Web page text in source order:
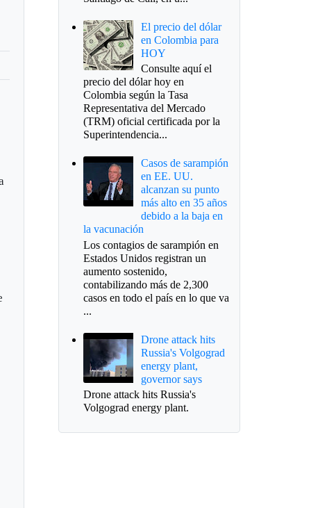
El precio del dólar
en Colombia para
HOY
Consulte aquí el
precio del dólar hoy en
Colombia según la Tasa
Representativa del Mercado
(TRM) oficial certificada por la
Superintendencia...
Casos de sarampión
en EE. UU.
alcanzan su punto
más alto en 35 años
debido a la baja en
la vacunación
Los contagios de sarampión en
Estados Unidos registran un
aumento sostenido,
contabilizando más de 2,300
casos en todo el país en lo que va
...
Drone attack hits
Russia's Volgograd
energy plant,
governor says
Drone attack hits Russia's
Volgograd energy plant.